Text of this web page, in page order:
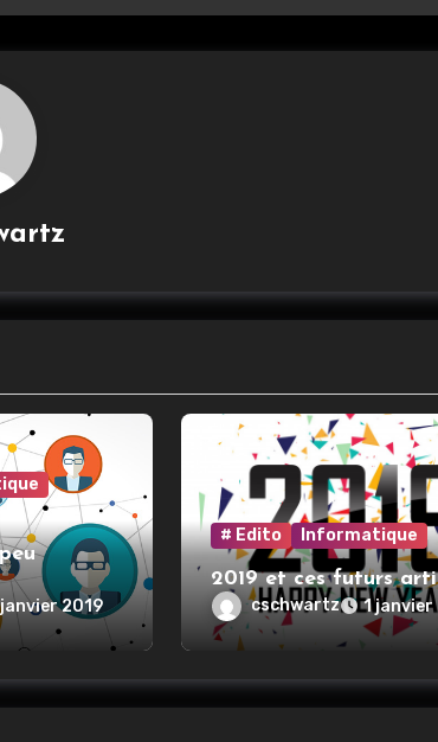
2019
# Edito Informatique
2019 et ces futurs
cschwartz 1 janvier